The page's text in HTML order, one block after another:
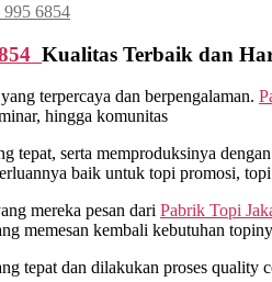
995 6854
Kualitas Terbaik dan
terpercaya dan berpengalaman.
hingga komunitas
tepat, serta memproduksinya
baik untuk topi promosi,
mereka pesan dari Pabrik Topi
memesan kembali kebutuhan
tepat dan dilakukan proses